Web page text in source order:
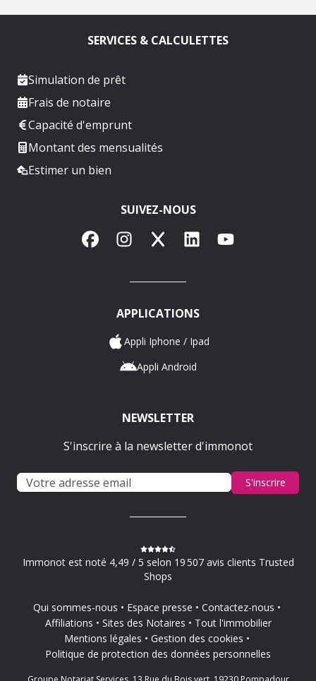
SERVICES & CALCULETTES
Simulation de prêt
Frais de notaire
Capacité d'emprunt
Montant des mensualités
Estimer un bien
SUIVEZ-NOUS
FacebookInstagram
X LinkedInYouTube
APPLICATIONS
Appli Iphone / Ipad
Appli Android
NEWSLETTER
S'inscrire à la newsletter d'immonot
S'inscrire
Immonot est noté 4,49 / 5 selon 19 507 avis clients Trusted
Shops
Qui sommes-nous Espace presse
Contactez-nous
Affiliations
Sites des Notaires
Tout l'immobilier
Mentions légales
Gestion des cookies
Politique de protection des données personnelles